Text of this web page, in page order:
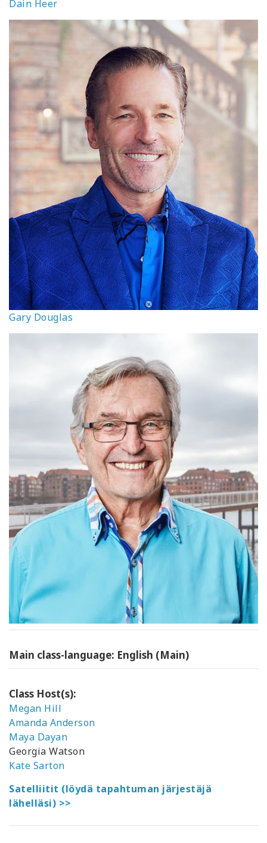
Dain Heer
Gary Douglas
Main class-language: English (Main)
Class Host(s):
Megan Hill
Amanda Anderson
Maya Dayan
Georgia Watson
Kate Sarton
Satelliitit (löydä tapahtuman järjestäjä
lähelläsi) >>